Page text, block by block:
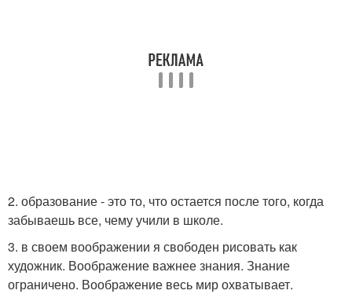
2. образование - это то, что остается после того, когда
забываешь все, чему учили в школе.
3. в своем воображении я свободен рисовать как
художник. Воображение важнее знания. Знание
ограничено. Воображение весь мир охватывает.